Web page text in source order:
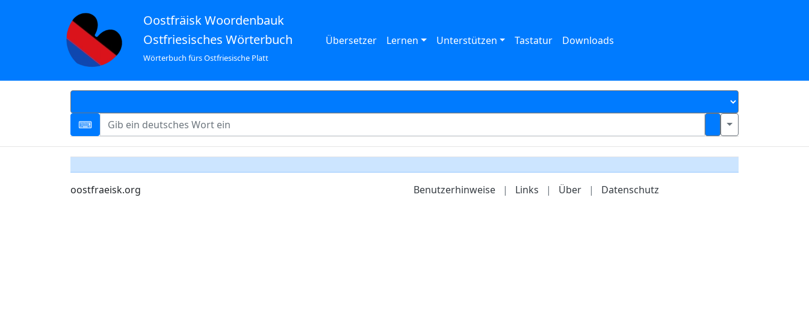
Oostfräisk Woordenbauk
Ostfriesisches Wörterbuch
Wörterbuch fürs Ostfriesische Platt
Übersetzer Lernen Unterstützen Tastatur Downloads
oostfraeisk.org Benutzerhinweise | Links | Über | Datenschutz